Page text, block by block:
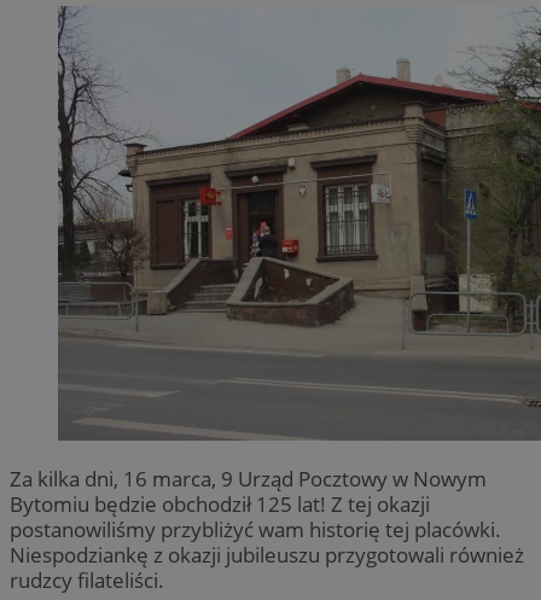
Za kilka dni, 16 marca, 9 Urząd Pocztowy w Nowym
Bytomiu będzie obchodził 125 lat! Z tej okazji
postanowiliśmy przybliżyć wam historię tej placówki.
Niespodziankę z okazji jubileuszu przygotowali również
rudzcy filateliści.